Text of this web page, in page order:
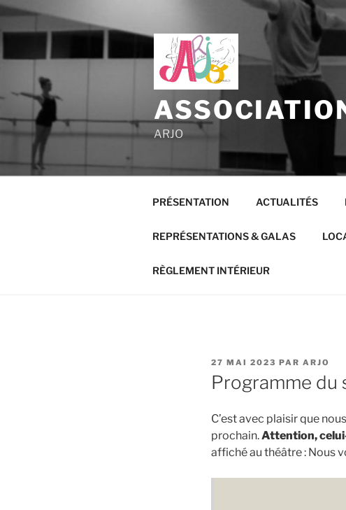
Aller
principal
ARJO
PRÉSENTATION ACTUALITÉS
REPRÉSENTATIONS & GALAS
RÈGLEMENT INTÉRIEUR
PUBLIÉ
LE
27 MAI 2023 PAR ARJO
Programme du
C’est avec plaisir que
prochain.Attention,
affiché au théâtre : Nous